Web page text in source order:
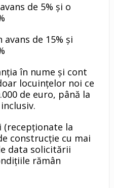
de 5% şi o
avans de 15% şi
în nume şi cont
locuinţelor noi ce
de euro, până la
(recepţionate la
construcţie cu mai
data solicitării
rămân